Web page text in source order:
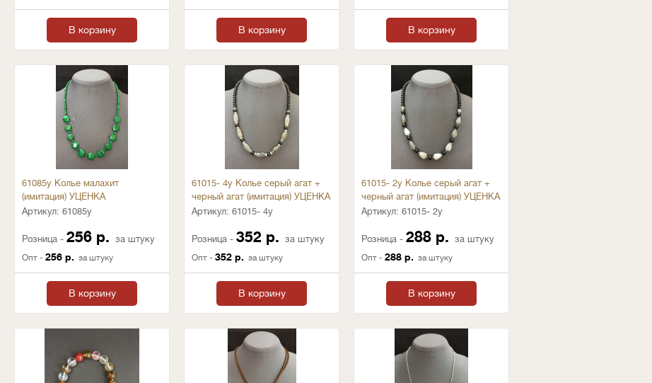
В корзину В корзину В корзину
61085у Колье малахит
(имитация) УЦЕНКА
Артикул: 61085у
Розница - 256 р. за штуку
Опт - 256 р. за штуку
В корзину
61015- 4у Колье серый агат +
черный агат (имитация) УЦЕНКА
Артикул: 61015- 4у
Розница - 352 р. за штуку
Опт - 352 р. за штуку
В корзину
61015- 2у Колье серый агат +
черный агат (имитация) УЦЕНКА
Артикул: 61015- 2у
Розница - 288 р. за штуку
Опт - 288 р. за штуку
В корзину